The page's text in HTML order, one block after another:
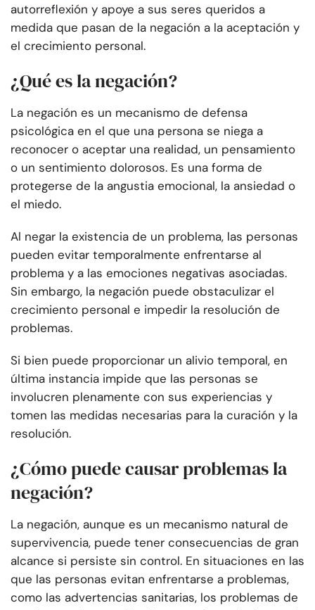
autorreflexión y apoye a sus seres queridos a
medida que pasan de la negación a la aceptación y
el crecimiento personal.
¿Qué es la negación?
La negación es un mecanismo de defensa
psicológica en el que una persona se niega a
reconocer o aceptar una realidad, un pensamiento
o un sentimiento dolorosos. Es una forma de
protegerse de la angustia emocional, la ansiedad o
el miedo.
Al negar la existencia de un problema, las personas
pueden evitar temporalmente enfrentarse al
problema y a las emociones negativas asociadas.
Sin embargo, la negación puede obstaculizar el
crecimiento personal e impedir la resolución de
problemas.
Si bien puede proporcionar un alivio temporal, en
última instancia impide que las personas se
involucren plenamente con sus experiencias y
tomen las medidas necesarias para la curación y la
resolución.
¿Cómo puede causar problemas la
negación?
La negación, aunque es un mecanismo natural de
supervivencia, puede tener consecuencias de gran
alcance si persiste sin control. En situaciones en las
que las personas evitan enfrentarse a problemas,
como las advertencias sanitarias, los problemas de